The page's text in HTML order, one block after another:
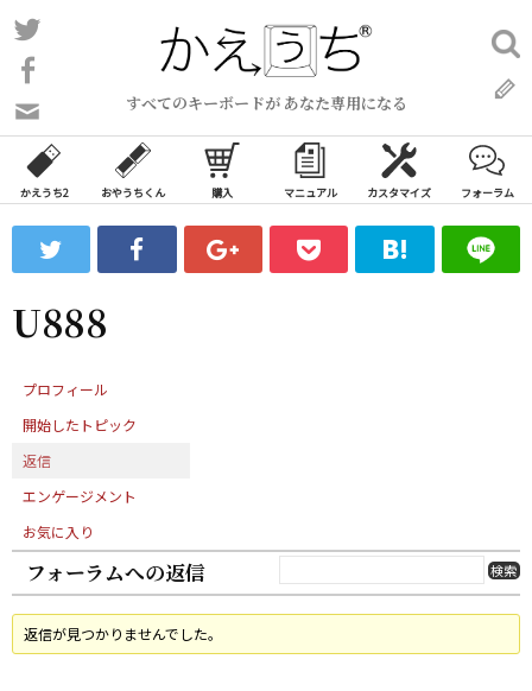
コ
ン
ン
ツ
ス
ッ
プ
すべてのキーボードが あなた専用になる
い
合
わ
フ
ォ
ム
検
索:
かえうち2 おやうちくん 購入 マニュアル カスタマイズ フォーラム
U888
プロフィール
開始したトピック
返信
エンゲージメント
お気に入り
フォーラムへの返信
返信が見つかりませんでした。